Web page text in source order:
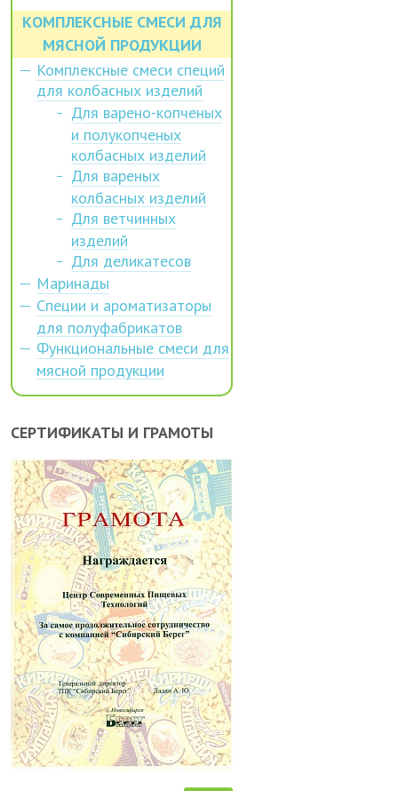
КОМПЛЕКСНЫЕ СМЕСИ ДЛЯ
МЯСНОЙ ПРОДУКЦИИ
Комплексные смеси специй
для колбасных изделий
Для варено-копченых
и полукопченых
колбасных изделий
Для вареных
колбасных изделий
Для ветчинных
изделий
Для деликатесов
Маринады
Специи и ароматизаторы
для полуфабрикатов
Функциональные смеси для
мясной продукции
СЕРТИФИКАТЫ И ГРАМОТЫ